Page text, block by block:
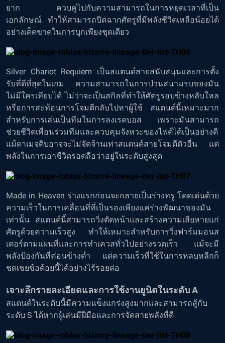
ยาก ควบคู่ไปกับความสามารถในการหยุดเวลาที่เป็น
เอกลักษณ์ ทำให้สามารถปิดฉากศัตรูที่มีพลังชีวิตเหลือน้อยได้
อย่างเด็ดขาดในการบุกเพียงชุดเดียว
Silver Chariot Requiem เป็นสแตนด์สายสนับสนุนและการตั้ง
รับที่ดีที่สุดในเกม ความสามารถในการป่วนสนามรบของมัน
ไม่มีใครเทียบได้ ไม่ว่าจะเป็นสกิลที่ทำให้ศัตรูรอบข้างหลับใหล
หรือการสะท้อนการโจมตีกลับไปหาผู้ใช้ สแตนด์นี้เหมาะมาก
สำหรับการเล่นเป็นทีมในการลงเรดบอส เพราะมันสามารถ
ช่วยชีวิตเพื่อนร่วมทีมและควบคุมจังหวะของไฟต์ได้เป็นอย่างดี
แม้ดาเมจดิบอาจจะไม่จัดจ้านเท่าสแตนด์สายโจมตีตัวอื่น แต่
พลังในการเอาชีวิตรอดถือว่าอยู่ในระดับสูงสุด
Made in Heaven ร่างแรกก่อนจะกลายเป็นร่างทรู โดดเด่นด้วย
ความเร็วในการเคลื่อนที่ที่เป็นรองเพียงแค่ร่างพัฒนาของมัน
เท่านั้น สแตนด์นี้สามารถวิ่งตัดหน้าและสร้างความเสียหายแก่
ศัตรูด้วยความเร็วสูง ทำให้เหมาะสำหรับการวิ่งฟาร์มมอนส
เตอร์ตามแผนที่และการทำเควสทั่วไปอย่างรวดเร็ว แม้จะมี
พลังป้องกันที่ค่อนข้างต่ำ แต่ความเร็วที่ใช้ในการหลบหลีกก็
ชดเชยข้อด้อยนี้ได้อย่างไร้รอยต่อ
เจาะลึกรายละเอียดและการใช้งานยูนิตในระดับ A
สแตนด์ในระดับนี้มีความแข็งแกร่งสูงมากและสามารถสู้กับ
ระดับ S ได้หากผู้เล่นมีฝีมือและการจัดสายพลังที่ดี